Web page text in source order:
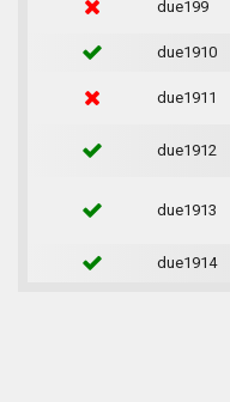
due199
due1910
due1911
due1912
due1913
due1914